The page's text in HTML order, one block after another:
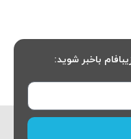
باخبر شوید: